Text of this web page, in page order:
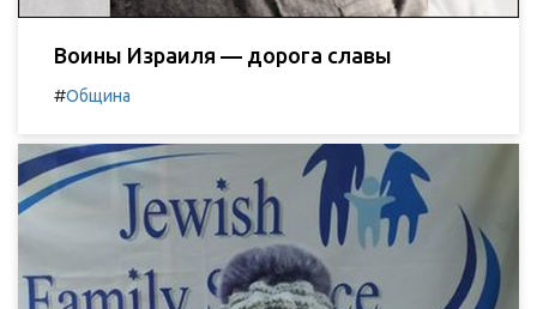
Воины Израиля — дорога славы
#Община